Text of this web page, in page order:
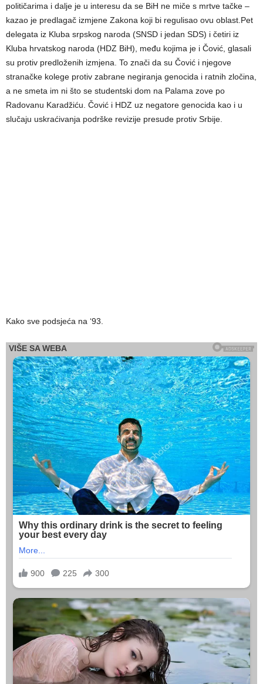
političarima i dalje je u interesu da se BiH ne miče s mrtve tačke –
kazao je predlagač izmjene Zakona koji bi regulisao ovu oblast.Pet
delegata iz Kluba srpskog naroda (SNSD i jedan SDS) i četiri iz
Kluba hrvatskog naroda (HDZ BiH), među kojima je i Čović, glasali
su protiv predloženih izmjena. To znači da su Čović i njegove
stranačke kolege protiv zabrane negiranja genocida i ratnih zločina,
a ne smeta im ni što se studentski dom na Palama zove po
Radovanu Karadžiću. Čović i HDZ uz negatore genocida kao i u
slučaju uskraćivanja podrške revizije presude protiv Srbije.
Kako sve podsjeća na ‘93.